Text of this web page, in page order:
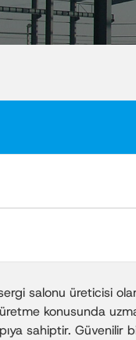
salonu üreticisi
konusunda
sahiptir.